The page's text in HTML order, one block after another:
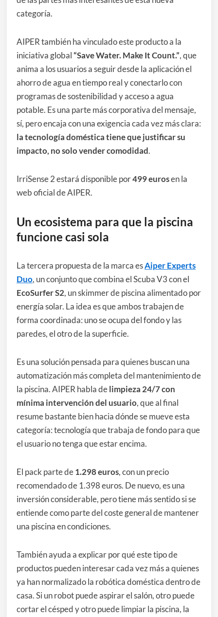
categoría.
AIPER también ha vinculado este producto a la
iniciativa global“Save Water. Make It Count.”, que
anima a los usuarios a seguir desde la aplicación el
ahorro de agua en tiempo real y conectarlo con
programas de sostenibilidad y acceso a agua
potable. Es una parte más corporativa del mensaje,
sí, pero encaja con una exigencia cada vez más clara:
la tecnología doméstica tiene que justificar su
impacto, no solo vender comodidad.
IrriSense 2 estará disponible por499 eurosen la
web oficial de AIPER.
Un ecosistema para que la piscina
funcione casi sola
La tercera propuesta de la marca esAiper Experts
Duo, un conjunto que combina el Scuba V3 con el
EcoSurfer S2, un skimmer de piscina alimentado por
energía solar. La idea es que ambos trabajen de
forma coordinada: uno se ocupa del fondo y las
paredes, el otro de la superficie.
Es una solución pensada para quienes buscan una
automatización más completa del mantenimiento de
la piscina. AIPER habla delimpieza 24/7 con
mínima intervención del usuario, que al final
resume bastante bien hacia dónde se mueve esta
categoría: tecnología que trabaja de fondo para que
el usuario no tenga que estar encima.
El pack parte de1.298 euros, con un precio
recomendado de 1.398 euros. De nuevo, es una
inversión considerable, pero tiene más sentido si se
entiende como parte del coste general de mantener
una piscina en condiciones.
También ayuda a explicar por qué este tipo de
productos pueden interesar cada vez más a quienes
ya han normalizado la robótica doméstica dentro de
casa. Si un robot puede aspirar el salón, otro puede
cortar el césped y otro puede limpiar la piscina, la